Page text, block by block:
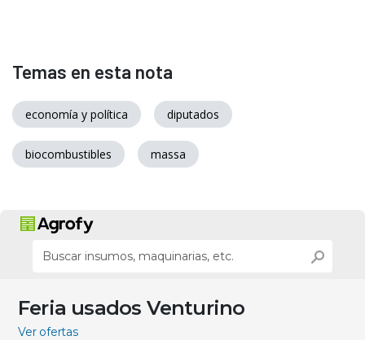
Temas en esta nota
economía y política diputados
biocombustibles massa
Feria usados Venturino
Ver ofertas